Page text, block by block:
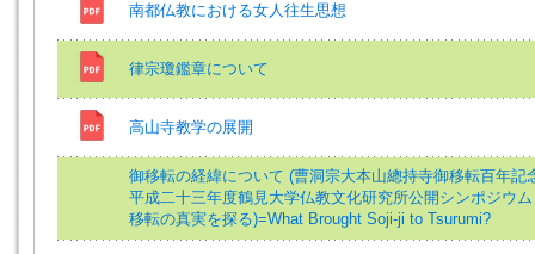
南都仏教における女人往生思想
律宗瓊鑑章について
高山寺教学の展開
御移転の経緯について (曹洞宗大本山總持寺御移転百年記
平成二十三年度鶴見大学仏教文化研究所公開シンポジウ
移転の真実を探る)=What Brought Soji-ji to Tsurumi?